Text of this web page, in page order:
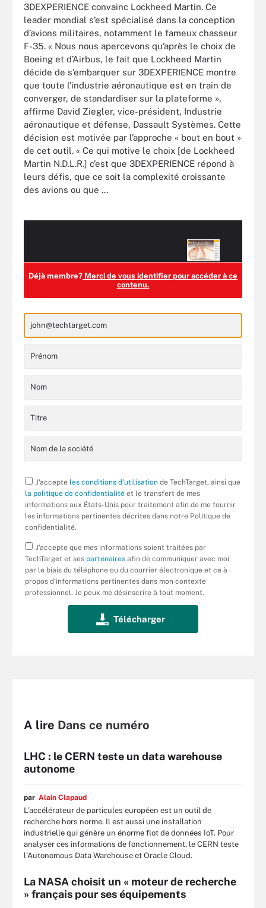
3DEXPERIENCE convainc Lockheed Martin. Ce
leader mondial s’est spécialisé dans la conception
d’avions militaires, notamment le fameux chasseur
F-35. « Nous nous apercevons qu’après le choix de
Boeing et d’Airbus, le fait que Lockheed Martin
décide de s’embarquer sur 3DEXPERIENCE montre
que toute l’industrie aéronautique est en train de
converger, de standardiser sur la plateforme »,
affirme David Ziegler, vice-président, Industrie
aéronautique et défense, Dassault Systèmes. Cette
décision est motivée par l’approche « bout en bout »
de cet outil. « Ce qui motive le choix [de Lockheed
Martin N.D.L.R.] c’est que 3DEXPERIENCE répond à
leurs défis, que ce soit la complexité croissante
des avions ou que ...
Déjà membre? Merci de vous identifier pour accéder à ce
contenu.
J'accepte les conditions d'utilisation de TechTarget, ainsi que
la politique de confidentialité et le transfert de mes
informations aux États-Unis pour traitement afin de me fournir
les informations pertinentes décrites dans notre Politique de
confidentialité.
J'accepte que mes informations soient traitées par
TechTarget et ses partenaires afin de communiquer avec moi
par le biais du téléphone ou du courrier électronique et ce à
propos d’informations pertinentes dans mon contexte
professionnel. Je peux me désinscrire à tout moment.
A lire Dans ce numéro
LHC : le CERN teste un data warehouse
autonome
par Alain Clapaud
L’accélérateur de particules européen est un outil de
recherche hors norme. Il est aussi une installation
industrielle qui génère un énorme flot de données IoT. Pour
analyser ces informations de fonctionnement, le CERN teste
l’Autonomous Data Warehouse et Oracle Cloud.
La NASA choisit un « moteur de recherche
» français pour ses équipements